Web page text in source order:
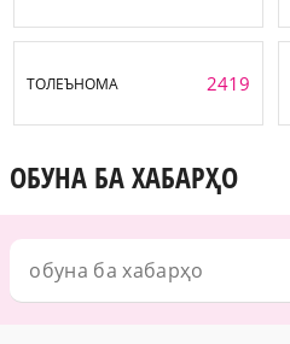
ТОЛЕЪНОМА 2419
ОБУНА БА ХАБАРҲО